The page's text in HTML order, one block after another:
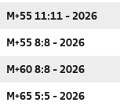
M+55 11:11 - 2026
M+55 8:8 - 2026
M+60 8:8 - 2026
M+65 5:5 - 2026